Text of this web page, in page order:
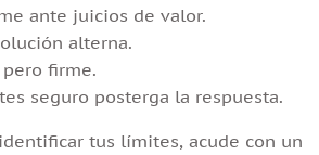
ante juicios de valor.
alterna.
firme.
seguro posterga la respuesta.
tus límites, acude con un